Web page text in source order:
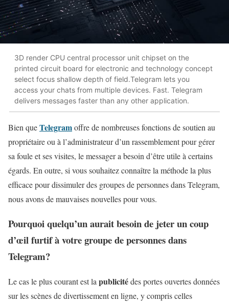
3D render CPU central processor unit chipset on the
printed circuit board for electronic and technology concept
select focus shallow depth of field.Telegram lets you
access your chats from multiple devices. Fast. Telegram
delivers messages faster than any other application.
Bien queTelegramoffre de nombreuses fonctions de soutien au
propriétaire ou à l’administrateur d’un rassemblement pour gérer
sa foule et ses visites, le messager a besoin d’être utile à certains
égards. En outre, si vous souhaitez connaître la méthode la plus
efficace pour dissimuler des groupes de personnes dans Telegram,
nous avons de mauvaises nouvelles pour vous.
Pourquoi quelqu’un aurait besoin de jeter un coup
d’œil furtif à votre groupe de personnes dans
Telegram?
Le cas le plus courant est la publicitédes portes ouvertes données
sur les scènes de divertissement en ligne, y compris celles